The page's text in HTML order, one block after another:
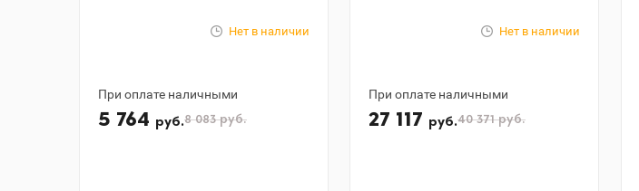
Нет в наличии
При оплате наличными
5 764 руб.8 083руб.
Нет в наличии
При оплате наличными
27 117 руб.40 371руб.